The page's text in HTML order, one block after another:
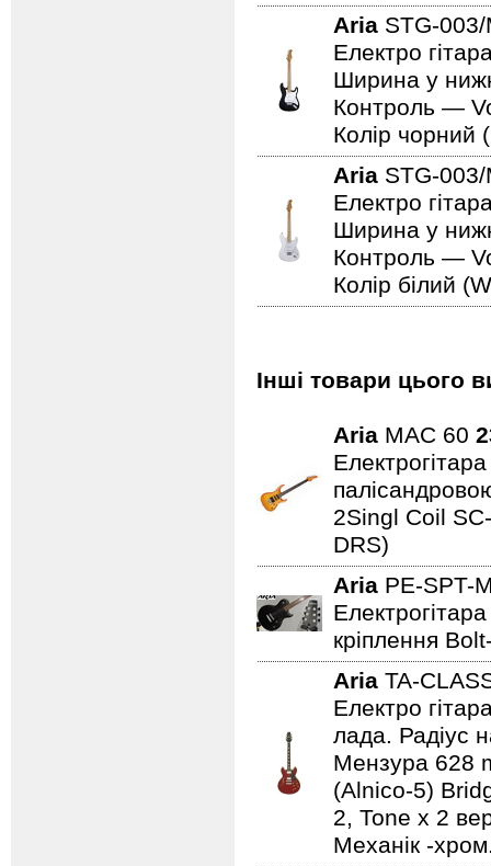
Aria STG-
Електро
Ширина у
Контроль —
Колір чорний
Aria STG-
Електро
Ширина у
Контроль —
Колір білий
Інші товари цього
Aria MAC 60
2Singl Coil
DRS)
Aria PE-SPT-
кріплення
Aria TA-
Електро
лада. Радіус
Мензура 628
(Alnico-5)
2, Tone x 2
Механік -